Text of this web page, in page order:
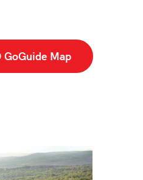
GoGuide Map